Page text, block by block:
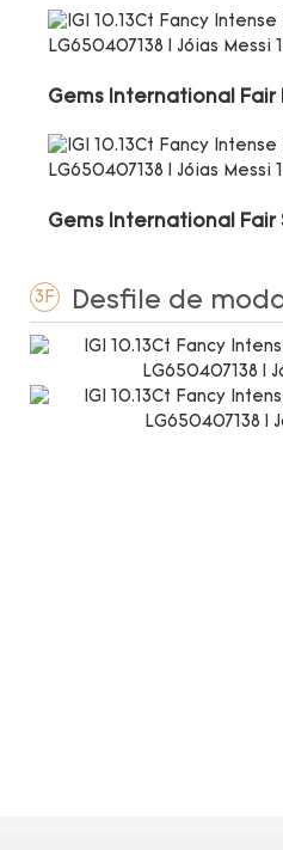
Gems International Fair
Gems International Fair
3F Desfile de